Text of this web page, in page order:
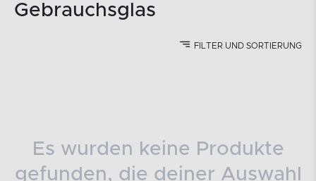
Gebrauchsglas
FILTER UND SORTIERUNG
Es wurden keine Produkte
gefunden, die deiner Auswahl